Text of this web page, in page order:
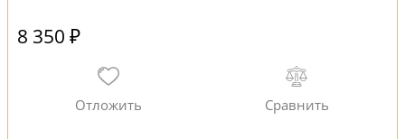
8 350 ₽